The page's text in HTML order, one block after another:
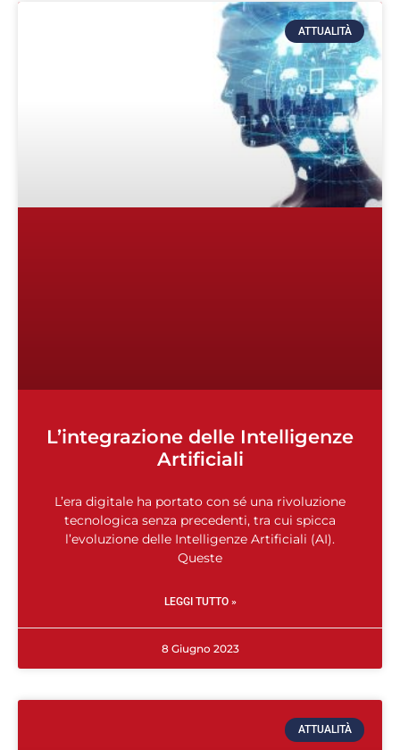
ATTUALITÀ
L’integrazione delle Intelligenze
Artificiali
L’era digitale ha portato con sé una rivoluzione
tecnologica senza precedenti, tra cui spicca
l’evoluzione delle Intelligenze Artificiali (AI).
Queste
LEGGI TUTTO »
8 Giugno 2023
ATTUALITÀ